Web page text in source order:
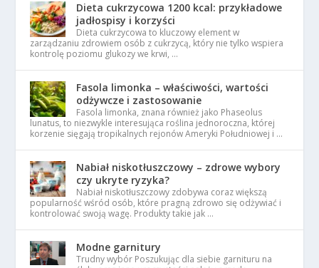
Dieta cukrzycowa 1200 kcal: przykładowe
jadłospisy i korzyści
Dieta cukrzycowa to kluczowy element w
zarządzaniu zdrowiem osób z cukrzycą, który nie tylko wspiera
kontrolę poziomu glukozy we krwi, …
Fasola limonka – właściwości, wartości
odżywcze i zastosowanie
Fasola limonka, znana również jako Phaseolus
lunatus, to niezwykle interesująca roślina jednoroczna, której
korzenie sięgają tropikalnych rejonów Ameryki Południowej i …
Nabiał niskotłuszczowy – zdrowe wybory
czy ukryte ryzyka?
Nabiał niskotłuszczowy zdobywa coraz większą
popularność wśród osób, które pragną zdrowo się odżywiać i
kontrolować swoją wagę. Produkty takie jak …
Modne garnitury
Trudny wybór Poszukując dla siebie garnituru na